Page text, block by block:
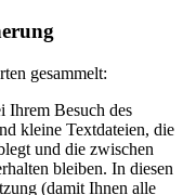
gesammelt:
Ihrem Besuch des
kleine Textdateien, die
und die zwischen
bleiben. In diesen
(damit Ihnen alle